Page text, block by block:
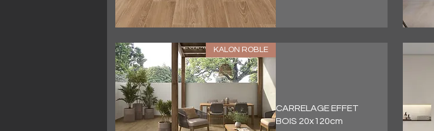
العرض السريع
KALON ROBLE
CARRELAGE EFFET
BOIS 20x120cm